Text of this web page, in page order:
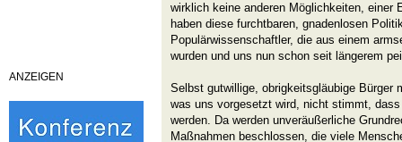
ANZEIGEN
wirklich keine anderen Möglichkeiten, einer
haben diese furchtbaren, gnadenlosen
Populärwissenschaftler, die aus einem
wurden und uns nun schon seit längerem
Selbst gutwillige, obrigkeitsgläubige Bürger
was uns vorgesetzt wird, nicht stimmt,
werden. Da werden unveräußerliche
Maßnahmen beschlossen, die viele